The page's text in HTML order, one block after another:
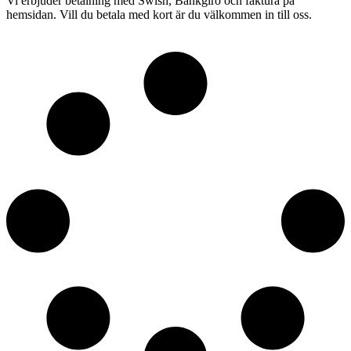
hemsidan. Vill du betala med kort är du välkommen in till oss.